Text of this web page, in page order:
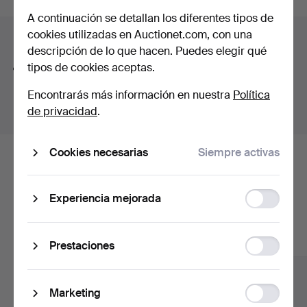
machine for hard rock fans, a Gibson Les Paul from
1980 and a spectacular ceiling lamp from Orrefors,
designed by Edward Hald.
Welcome!
curso
Consejos para mejorar la búsqueda
La función de búsqueda también admite partes de
resultados parabrazalete.
nuestro archivo que coinciden con
tu búsqueda.
Mostrar todos los lotes
A continuación se detallan los diferentes tipos de
cookies utilizadas en Auctionet.com, con una
descripción de lo que hacen. Puedes elegir qué
tipos de cookies aceptas.
Encontrarás más información en nuestra Política
de privacidad.
Cookies necesarias Siempre activas
Experiencia mejorada
storage
Prestaciones
storage
Marketing
Ad